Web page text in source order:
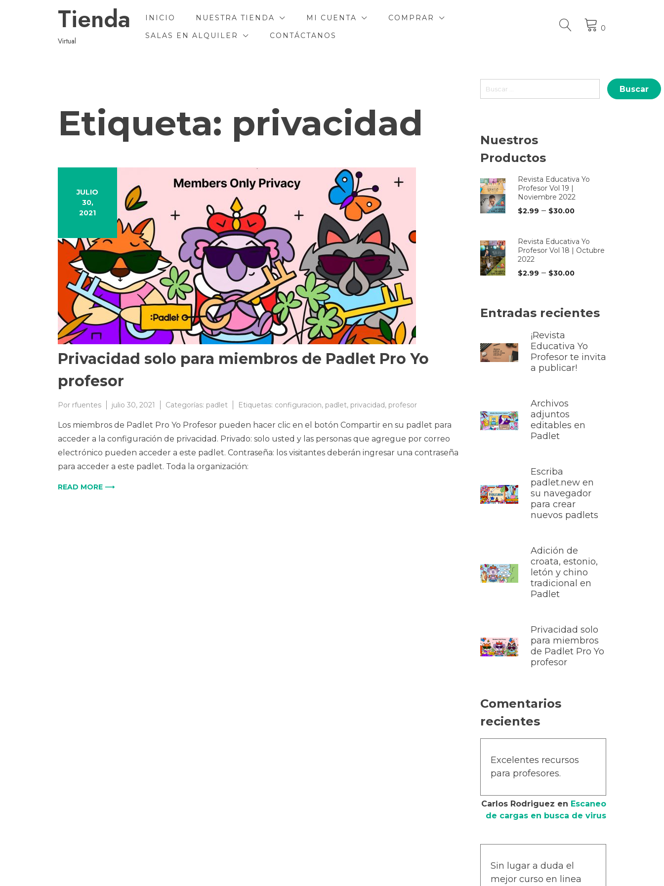
Tienda
Virtual
INICIO NUESTRA TIENDA MI CUENTA
COMPRAR
SALAS EN ALQUILER
CONTÁCTANOS
0
Etiqueta: privacidad
JULIO
30,
2021
Privacidad solo para miembros de Padlet Pro Yo
profesor
Por rfuentes julio 30, 2021 Categorías: padlet Etiquetas: configuracion, padlet, privacidad, profesor
Los miembros de Padlet Pro Yo Profesor pueden hacer clic en el botón Compartir en su padlet para
acceder a la configuración de privacidad. Privado: solo usted y las personas que agregue por correo
electrónico pueden acceder a este padlet. Contraseña: los visitantes deberán ingresar una contraseña
para acceder a este padlet. Toda la organización:
READ MORE ⟶
Buscar:
Nuestros
Productos
Revista Educativa Yo
Profesor Vol 19 |
Noviembre 2022
$2.99 – $30.00
Revista Educativa Yo
Profesor Vol 18 | Octubre
2022
$2.99 – $30.00
Entradas recientes
¡Revista
Educativa Yo
Profesor te invita
a publicar!
Archivos
adjuntos
editables en
Padlet
Escriba
padlet.new en
su navegador
para crear
nuevos padlets
Adición de
croata, estonio,
letón y chino
tradicional en
Padlet
Privacidad solo
para miembros
de Padlet Pro Yo
profesor
Comentarios
recientes
Excelentes recursos
para profesores.
Carlos Rodriguez en Escaneo
de cargas en busca de virus
Sin lugar a duda el
mejor curso en linea